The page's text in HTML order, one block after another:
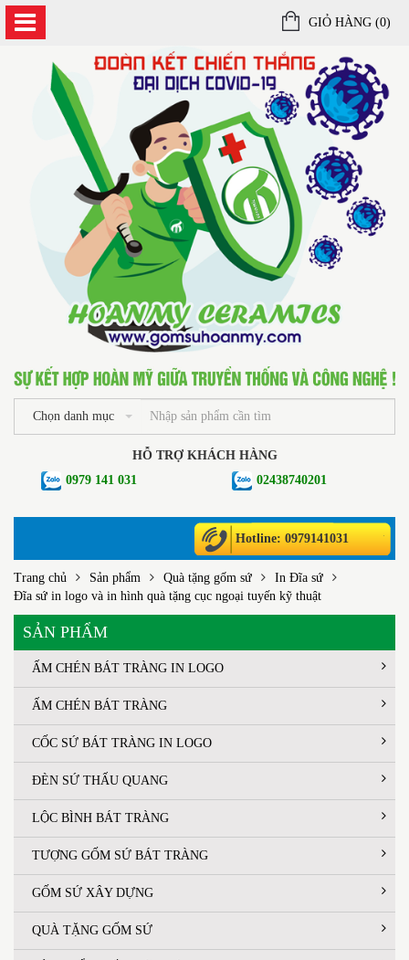
GIỎ HÀNG (0)
Chọn danh mục
HỖ TRỢ KHÁCH HÀNG
0979 141 031
02438740201
Hotline: 0979141031
Trang chủ Sản phẩm Quà tặng gốm sứ
In Đĩa sứ
Đĩa sứ in logo và in hình quà tặng cục ngoại tuyến kỹ thuật
SẢN PHẨM
ẤM CHÉN BÁT TRÀNG IN LOGO
ẤM CHÉN BÁT TRÀNG
CỐC SỨ BÁT TRÀNG IN LOGO
ĐÈN SỨ THẤU QUANG
LỘC BÌNH BÁT TRÀNG
TƯỢNG GỐM SỨ BÁT TRÀNG
GỐM SỨ XÂY DỰNG
QUÀ TẶNG GỐM SỨ